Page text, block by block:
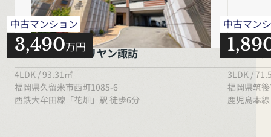
中古マンション
3,490万円
ブライト・サンリヤン諏訪
4LDK / 93.31㎡
福岡県久留米市西町1085-6
西鉄大牟田線「花畑」駅 徒歩6分
中古マン
エイル
3LDK /
福岡県筑
鹿児島本